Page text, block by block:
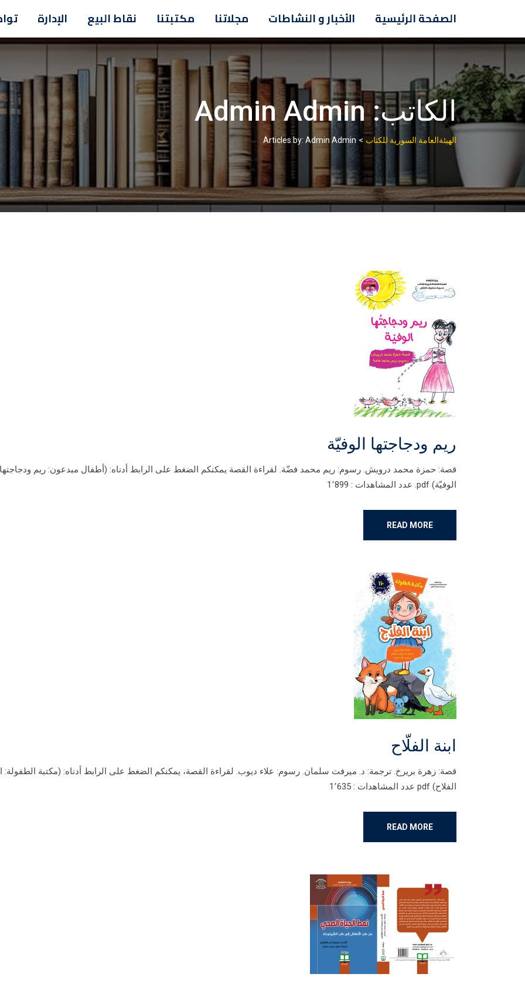
content
الصفحة الرئيسية الأخبار و النشاطات مجلاتنا مكتبتنا نقاط البيع الإدارة
الكاتب:Admin Admin
الهيئةالعامة السورية للكتاب >
Articles by: Admin Admin
ريم ودجاجتها الوفيّة
قصة: حمزة محمد درويش. رسوم: ريم محمد فضّة. لقراءة القصة يمكنكم الضغط على الرابط أدناه: (أطفال مبدعون: ريم ودجاجتها
الوفيّة) pdf. عدد المشاهدات : 1٬899
READ MORE
ابنة الفلّاح
قصة: زهرة بريرخ. ترجمة: د. ميرفت سلمان. رسوم: علاء ديوب. لقراءة القصة، يمكنكم الضغط على الرابط أدناه: (مكتبة الطفولة:
الفلاح) pdf عدد المشاهدات : 1٬635
READ MORE